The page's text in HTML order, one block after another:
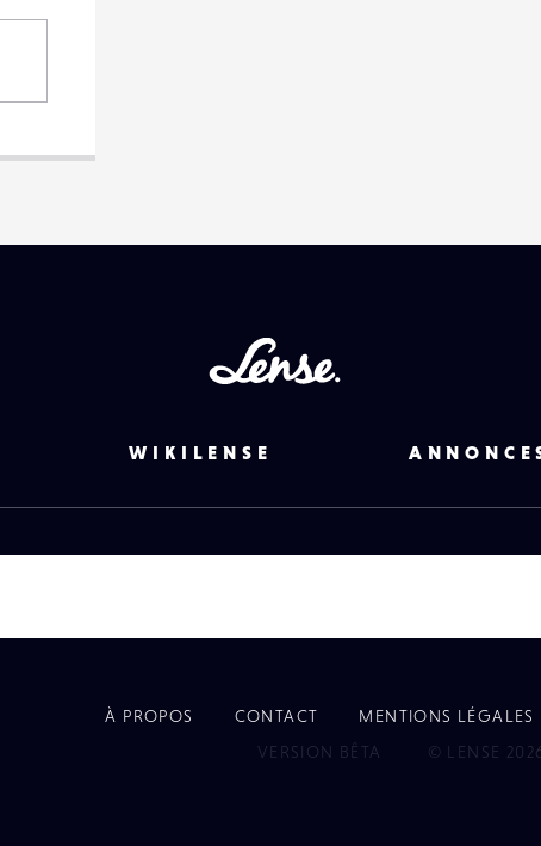
WIKILENSE
À PROPOS CONTACT
MENTIONS LÉGALES
VERSION BÊTA
© LENSE